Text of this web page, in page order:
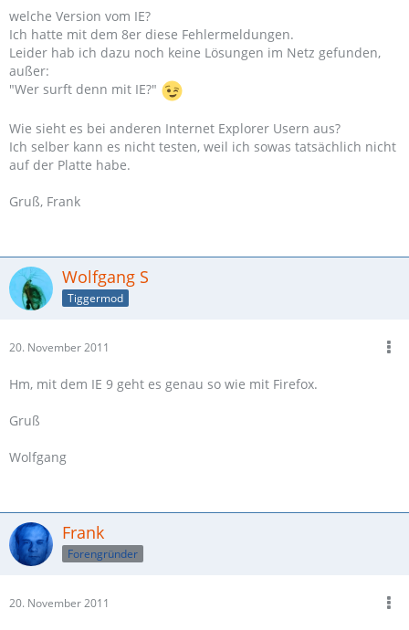
welche Version vom IE?
Ich hatte mit dem 8er diese Fehlermeldungen.
Leider hab ich dazu noch keine Lösungen im Netz gefunden,
außer:
"Wer surft denn mit IE?"
Wie sieht es bei anderen Internet Explorer Usern aus?
Ich selber kann es nicht testen, weil ich sowas tatsächlich nicht
auf der Platte habe.
Gruß, Frank
Wolfgang S
Tiggermod
20. November 2011
Hm, mit dem IE 9 geht es genau so wie mit Firefox.
Gruß
Wolfgang
Frank
Forengründer
20. November 2011